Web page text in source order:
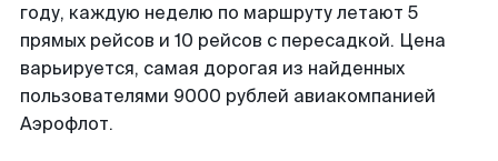
году, каждую неделю по маршруту летают 5
прямых рейсов и 10 рейсов с пересадкой. Цена
варьируется, самая дорогая из найденных
пользователями 9000 рублей авиакомпанией
Аэрофлот.